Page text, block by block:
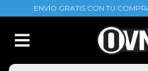
ENVÍO GRATIS CON TU